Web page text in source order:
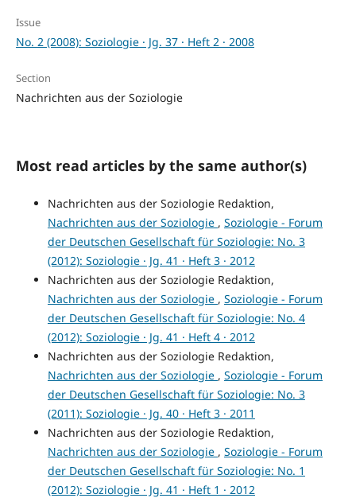
Issue
No. 2 (2008): Soziologie · Jg. 37 · Heft 2 · 2008
Section
Nachrichten aus der Soziologie
Most read articles by the same author(s)
Nachrichten aus der Soziologie Redaktion,
Nachrichten aus der Soziologie , Soziologie - Forum
der Deutschen Gesellschaft für Soziologie: No. 3
(2012): Soziologie · Jg. 41 · Heft 3 · 2012
Nachrichten aus der Soziologie Redaktion,
Nachrichten aus der Soziologie , Soziologie - Forum
der Deutschen Gesellschaft für Soziologie: No. 4
(2012): Soziologie · Jg. 41 · Heft 4 · 2012
Nachrichten aus der Soziologie Redaktion,
Nachrichten aus der Soziologie , Soziologie - Forum
der Deutschen Gesellschaft für Soziologie: No. 3
(2011): Soziologie · Jg. 40 · Heft 3 · 2011
Nachrichten aus der Soziologie Redaktion,
Nachrichten aus der Soziologie , Soziologie - Forum
der Deutschen Gesellschaft für Soziologie: No. 1
(2012): Soziologie · Jg. 41 · Heft 1 · 2012